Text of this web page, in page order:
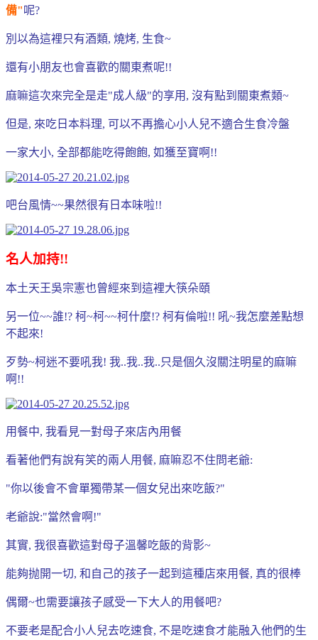
備" 呢?
別以為這裡只有酒類, 燒烤, 生食~
還有小朋友也會喜歡的關東煮呢!!
麻嘛這次來完全是走"成人級"的享用, 沒有點到關東煮類~
但是, 來吃日本料理, 可以不再擔心小人兒不適合生食冷盤
一家大小, 全部都能吃得飽飽, 如獲至寶啊!!
吧台風情~~果然很有日本味啦!!
名人加持!!
本土天王吳宗憲也曾經來到這裡大筷朵頤
另一位~~誰!? 柯~柯~~柯什麼!? 柯有倫啦!! 吼~我怎麼差點想
不起來!
歹勢~柯迷不要吼我! 我..我..我..只是個久沒關注明星的麻嘛
啊!!
用餐中, 我看見一對母子來店內用餐
看著他們有說有笑的兩人用餐, 麻嘛忍不住問老爺:
"你以後會不會單獨帶某一個女兒出來吃飯?"
老爺說:"當然會啊!"
其實, 我很喜歡這對母子溫馨吃飯的背影~
能夠抛開一切, 和自己的孩子一起到這種店來用餐, 真的很棒
偶爾~也需要讓孩子感受一下大人的用餐吧?
不要老是配合小人兒去吃速食, 不是吃速食才能融入他們的生